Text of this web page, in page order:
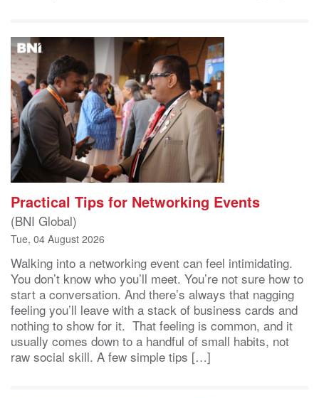
Practical Tips for Networking Events
(BNI Global)
Tue, 04 August 2026
Walking into a networking event can feel intimidating.
You don’t know who you’ll meet. You’re not sure how to
start a conversation. And there’s always that nagging
feeling you’ll leave with a stack of business cards and
nothing to show for it. That feeling is common, and it
usually comes down to a handful of small habits, not
raw social skill. A few simple tips […]